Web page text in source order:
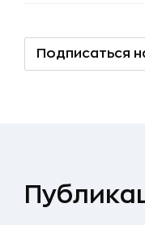
Подписаться